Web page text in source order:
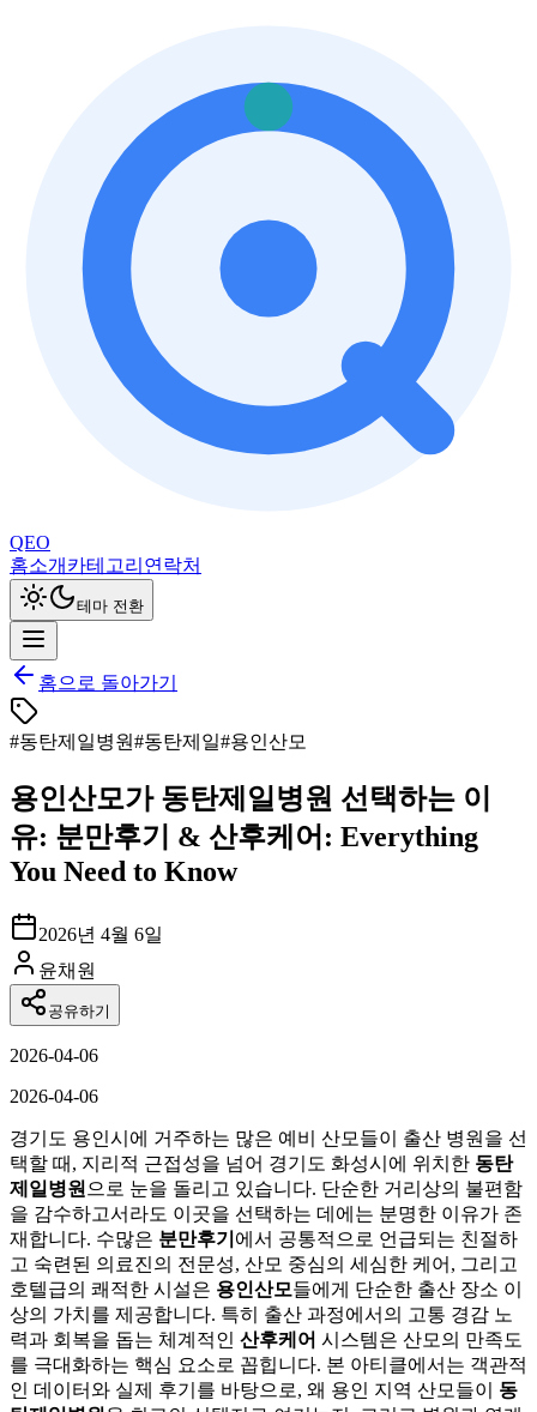
QEO
홈소개 카테고리 연락처
테마 전환
홈으로 돌아가기
#동탄제일병원#동탄제일#용인산모
용인산모가 동탄제일병원 선택하는 이
유: 분만후기 & 산후케어: Everything
You Need to Know
2026년 4월 6일
윤채원
공유하기
2026-04-06
2026-04-06
경기도 용인시에 거주하는 많은 예비 산모들이 출산 병원을 선
택할 때, 지리적 근접성을 넘어 경기도 화성시에 위치한 동탄
제일병원 으로 눈을 돌리고 있습니다. 단순한 거리상의 불편함
을 감수하고서라도 이곳을 선택하는 데에는 분명한 이유가 존
재합니다. 수많은 분만후기 에서 공통적으로 언급되는 친절하
고 숙련된 의료진의 전문성, 산모 중심의 세심한 케어, 그리고
호텔급의 쾌적한 시설은 용인산모들에게 단순한 출산 장소 이
상의 가치를 제공합니다. 특히 출산 과정에서의 고통 경감 노
력과 회복을 돕는 체계적인 산후케어 시스템은 산모의 만족도
를 극대화하는 핵심 요소로 꼽힙니다. 본 아티클에서는 객관적
인 데이터와 실제 후기를 바탕으로, 왜 용인 지역 산모들이 동